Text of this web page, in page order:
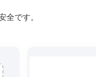
です。